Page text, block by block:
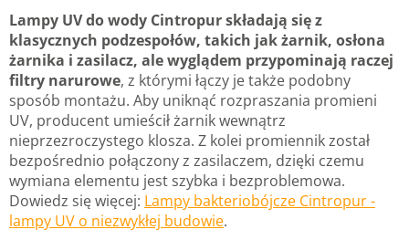
Lampy UV do wody Cintropur składają się z
klasycznych podzespołów, takich jak żarnik, osłona
żarnika i zasilacz, ale wyglądem przypominają raczej
filtry narurowe, z którymi łączy je także podobny
sposób montażu. Aby uniknąć rozpraszania promieni
UV, producent umieścił żarnik wewnątrz
nieprzezroczystego klosza. Z kolei promiennik został
bezpośrednio połączony z zasilaczem, dzięki czemu
wymiana elementu jest szybka i bezproblemowa.
Dowiedz się więcej: Lampy bakteriobójcze Cintropur -
lampy UV o niezwykłej budowie.